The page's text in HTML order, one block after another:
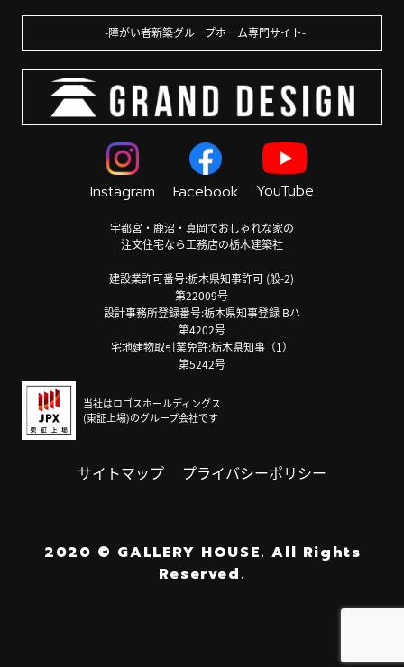
障がい者新築グループホーム専門サイト
Instagram Facebook YouTube
宇都宮・鹿沼・真岡でおしゃれな家の
注文住宅なら工務店の栃木建築社
建設業許可番号:栃木県知事許可 (般-2)
第22009号
設計事務所登録番号:栃木県知事登録 Bハ
第4202号
宅地建物取引業免許:栃木県知事（1）
第5242号
当社はロゴスホールディングス
(東証上場)のグループ会社です
サイトマップ プライバシーポリシー
2020 © GALLERY HOUSE. All Rights
Reserved.